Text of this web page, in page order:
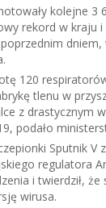
kolejne 3
rekord w kraju
dniem,
120
tlenu w
z drastycznym
podało
Sputnik V
regulatora
i twierdził, że
wirusa.